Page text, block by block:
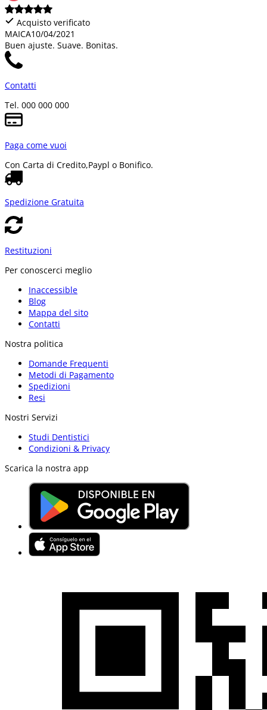
Acquisto verificato
MAICA10/04/2021
Buen ajuste. Suave. Bonitas.
Contatti
Tel. 000 000 000
Paga come vuoi
Con Carta di Credito,Paypl o Bonifico.
Spedizione Gratuita
Restituzioni
Per conoscerci meglio
Inaccessible
Blog
Mappa del sito
Contatti
Nostra politica
Domande Frequenti
Metodi di Pagamento
Spedizioni
Resi
Nostri Servizi
Studi Dentistici
Condizioni & Privacy
Scarica la nostra app